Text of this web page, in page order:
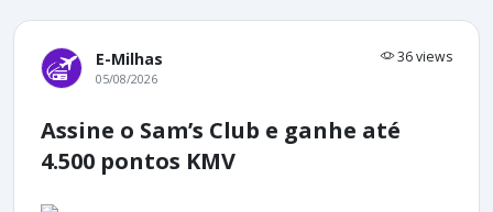
E-Milhas 36 views
05/08/2026
Assine o Sam’s Club e ganhe até
4.500 pontos KMV